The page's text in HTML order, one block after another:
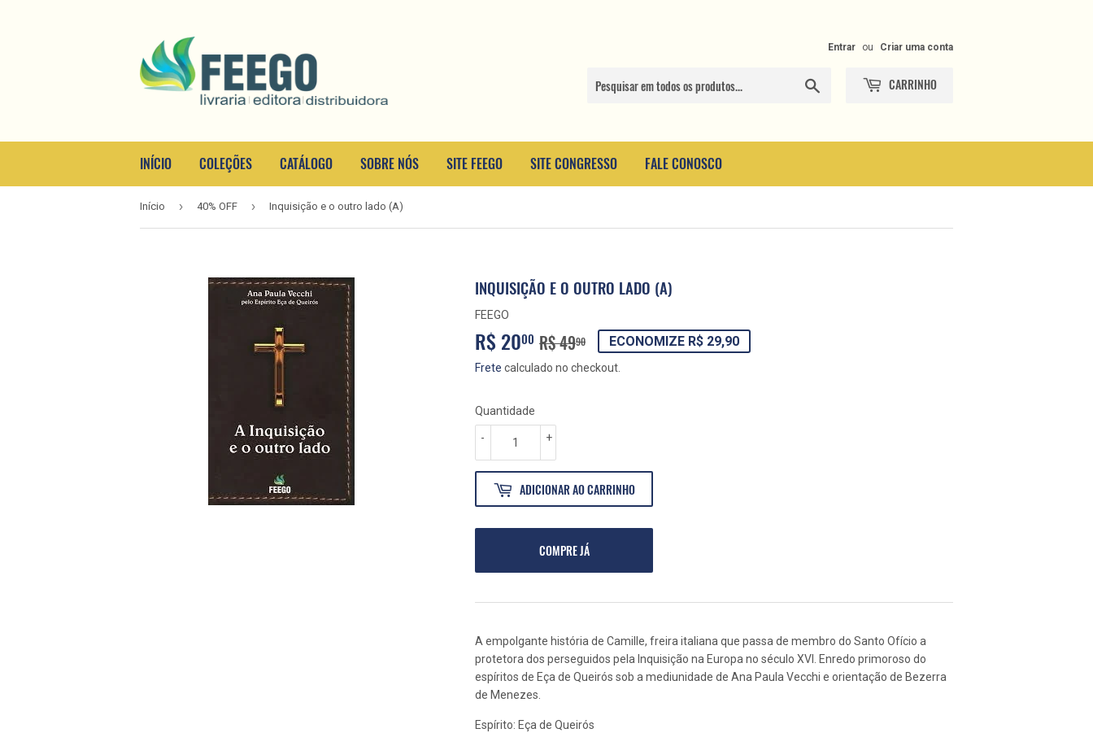
Entrar ou Criar uma conta
Procurar CARRINHO
INÍCIO COLEÇÕES CATÁLOGO SOBRE NÓS SITE FEEGO SITE CONGRESSO FALE CONOSCO
Início › 40% OFF › Inquisição e o outro lado (A)
INQUISIÇÃO E O OUTRO LADO (A)
FEEGO
R$ 2000 R$ 4990
PREÇO
NORMAL
R$
49,90
PREÇO
PROMOCIONAL
R$
20,00
ECONOMIZE R$ 29,90
Frete calculado no checkout.
Quantidade
+
-
ADICIONAR AO CARRINHO
COMPRE JÁ
A empolgante história de Camille, freira italiana que passa de membro do Santo Ofício a
protetora dos perseguidos pela Inquisição na Europa no século XVI. Enredo primoroso do
espíritos de Eça de Queirós sob a mediunidade de Ana Paula Vecchi e orientação de Bezerra
de Menezes.
Espírito: Eça de Queirós